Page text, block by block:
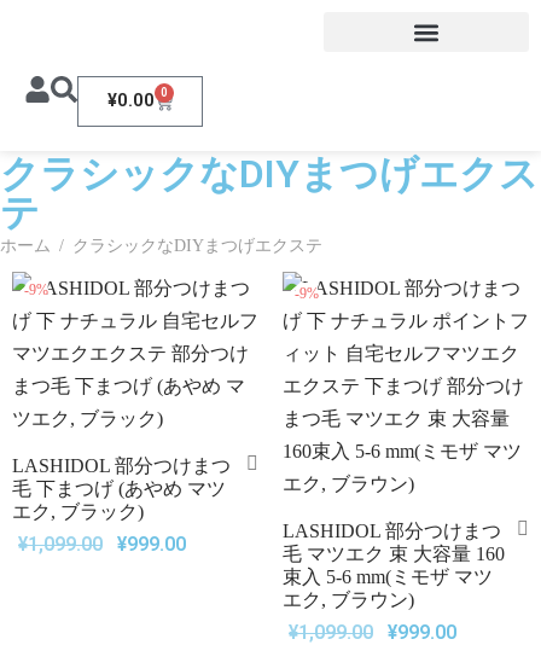
¥0.00 0
クラシックなDIYまつげエクス
テ
ホーム / クラシックなDIYまつげエクステ
-9%
LASHIDOL 部分つけまつ
毛 下まつげ (あやめ マツ
エク, ブラック)
¥1,099.00 ¥999.00
-9%
LASHIDOL 部分つけまつ
毛 マツエク 束 大容量 160
束入 5-6 mm(ミモザ マツ
エク, ブラウン)
¥1,099.00 ¥999.00